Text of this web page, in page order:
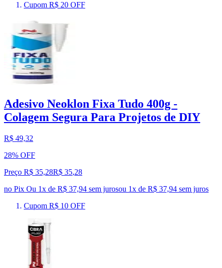
Cupom R$ 20 OFF
Adesivo Neoklon Fixa Tudo 400g -
Colagem Segura Para Projetos de DIY
R$ 49,32
28% OFF
Preço R$ 35,28R$ 35,28
no Pix Ou 1x de R$ 37,94 sem jurosou 1x de R$ 37,94 sem juros
Cupom R$ 10 OFF